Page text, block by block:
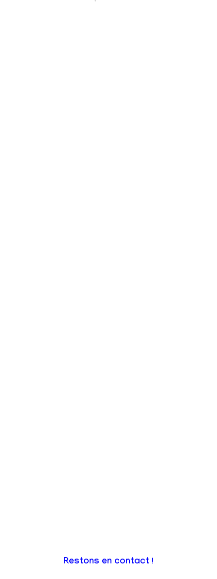
Restons en contact !